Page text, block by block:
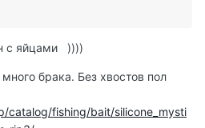
с яйцами ))))
брака. Без хвостов пол
catalog/fishing/bait/silicone_mysti